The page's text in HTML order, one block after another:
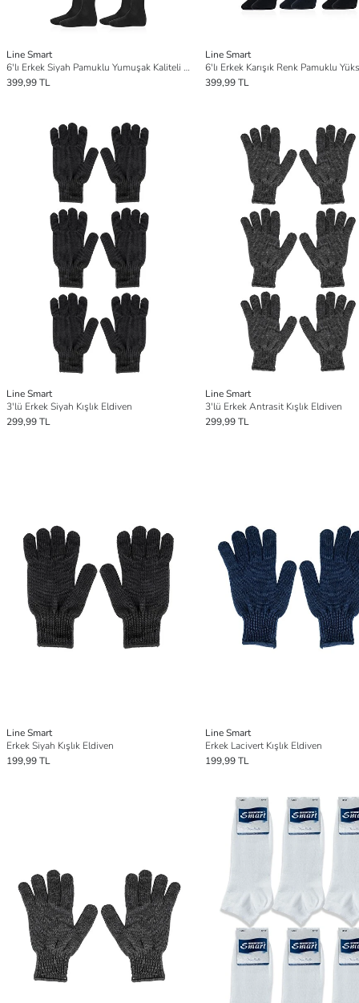
Line Smart
6'lı Erkek Siyah Pamuklu Yumuşak Kaliteli Uzun Asker Çorabı
399,99 TL
Line Smart
399,99 TL
Line Smart
3'lü Erkek Siyah Kışlık Eldiven
299,99 TL
Line Smart
3'lü Erkek Antrasit Kışlık Eldiven
299,99 TL
Line Smart
Erkek Siyah Kışlık Eldiven
199,99 TL
Line Smart
Erkek Lacivert Kışlık Eldiven
199,99 TL